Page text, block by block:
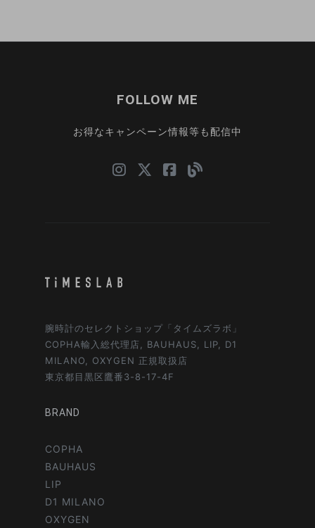
FOLLOW ME
お得なキャンペーン情報等も配信中
腕時計のセレクトショップ「タイムズラボ」
COPHA輸入総代理店, BAUHAUS, LIP, D1
MILANO, OXYGEN 正規取扱店
東京都目黒区鷹番3-8-17-4F
BRAND
COPHA
BAUHAUS
LIP
D1 MILANO
OXYGEN